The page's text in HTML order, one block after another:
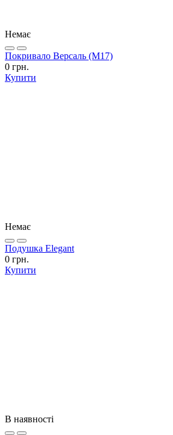
Немає
Покривало Версаль (М17)
0 грн.
Купити
Немає
Подушка Elegant
0 грн.
Купити
В наявності